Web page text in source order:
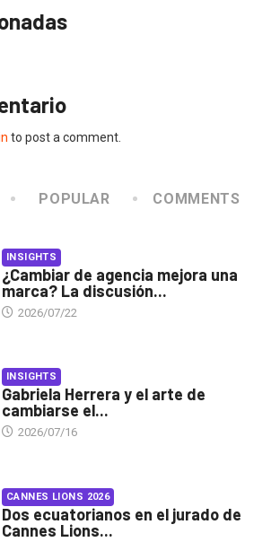
to post a comment.
POPULAR COMMENTS
INSIGHTS
¿Cambiar de agencia mejora una
marca? La discusión...
2026/07/22
INSIGHTS
Gabriela Herrera y el arte de
cambiarse el...
2026/07/16
CANNES LIONS 2026
Dos ecuatorianos en el jurado de
Cannes Lions...